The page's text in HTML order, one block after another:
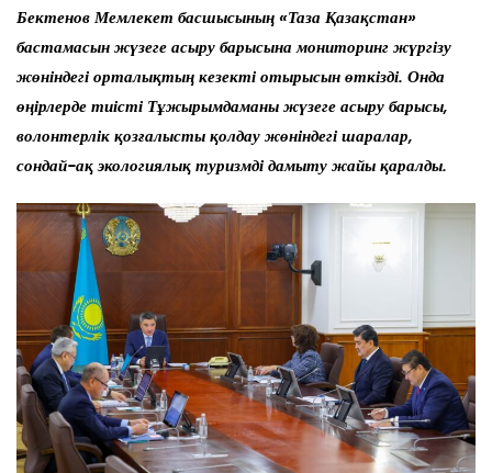
Бектенов Мемлекет басшысының «Таза Қазақстан»
бастамасын жүзеге асыру барысына мониторинг жүргізу
жөніндегі орталықтың кезекті отырысын өткізді. Онда
өңірлерде тиісті Тұжырымдаманы жүзеге асыру барысы,
волонтерлік қозғалысты қолдау жөніндегі шаралар,
сондай-ақ экологиялық туризмді дамыту жайы қаралды.